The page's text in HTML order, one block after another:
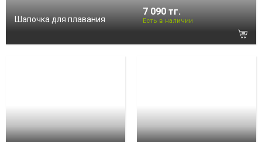
Шапочка для плавания
7 090 тг.
Есть в наличии